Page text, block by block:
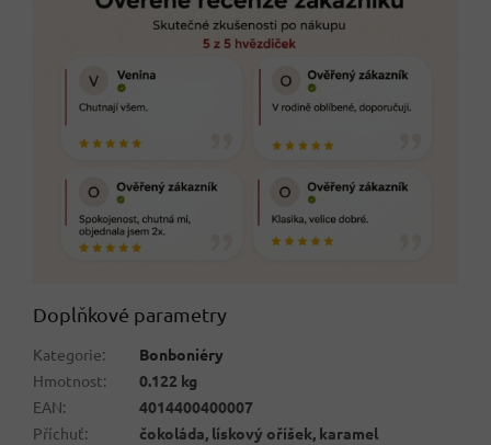
Doplňkové parametry
Kategorie:
Bonboniéry
Hmotnost:
0.122 kg
EAN:
4014400400007
Příchuť: čokoláda, lískový oříšek, karamel